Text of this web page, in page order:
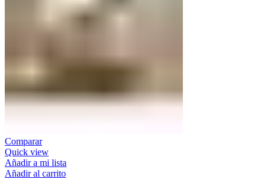
Comparar
Quick view
Añadir a mi lista
Añadir al carrito